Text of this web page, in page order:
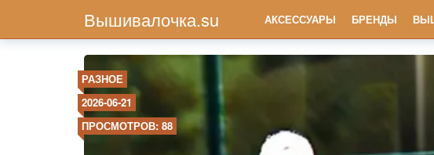
Вышивалочка.su АКСЕССУАРЫ БРЕНДЫ
РАЗНОЕ
2026-06-21
ПРОСМОТРОВ: 88